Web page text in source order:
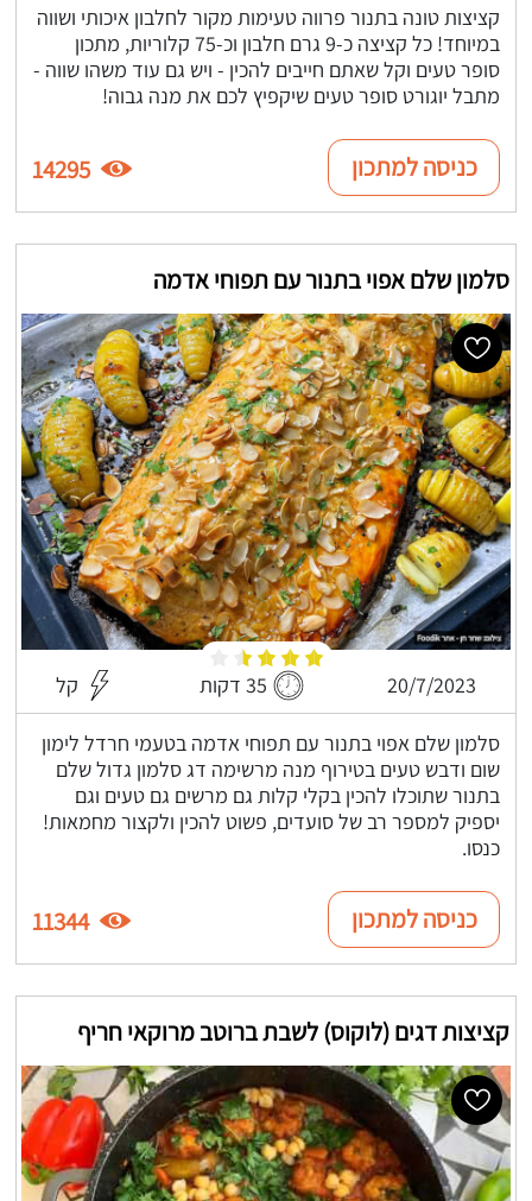
קציצות טונה בתנור פרווה טעימות מקור לחלבון איכותי ושווה
במיוחד! כל קציצה כ-9 גרם חלבון וכ-75 קלוריות, מתכון
סופר טעים וקל שאתם חייבים להכין - ויש גם עוד משהו שווה -
מתבל יוגורט סופר טעים שיקפיץ לכם את מנה גבוה!
כניסה למתכון 14295
סלמון שלם אפוי בתנור עם תפוחי אדמה
20/7/2023 35 דקות קל
סלמון שלם אפוי בתנור עם תפוחי אדמה בטעמי חרדל לימון
שום ודבש טעים בטירוף מנה מרשימה דג סלמון גדול שלם
בתנור שתוכלו להכין בקלי קלות גם מרשים גם טעים וגם
יספיק למספר רב של סועדים, פשוט להכין ולקצור מחמאות!
כנסו.
כניסה למתכון 11344
קציצות דגים (לוקוס) לשבת ברוטב מרוקאי חריף